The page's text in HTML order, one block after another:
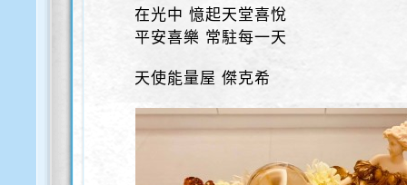
在光中 憶起天堂喜悅
平安喜樂 常駐每一天
天使能量屋 傑克希